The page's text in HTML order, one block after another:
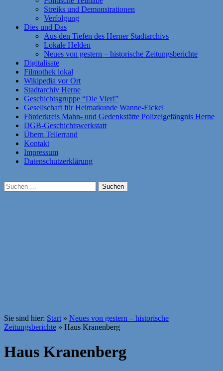
Streiks und Demonstrationen
Verfolgung
Dies und Das
Aus den Tiefen des Herner Stadtarchivs
Lokale Helden
Neues von gestern – historische Zeitungsberichte
Digitalisate
Filmothek lokal
Wikipedia vor Ort
Stadtarchiv Herne
Geschichtsgruppe “Die Vier!”
Gesellschaft für Heimatkunde Wanne-Eickel
Förderkreis Mahn- und Gedenkstätte Polizeigefängnis Herne
DGB-Geschichtswerkstatt
Übern Tellerrand
Kontakt
Impressum
Datenschutzerklärung
Suchen
nach:
Sie sind hier: Start » Neues von gestern – historische
Zeitungsberichte » Haus Kranenberg
Haus Kranenberg